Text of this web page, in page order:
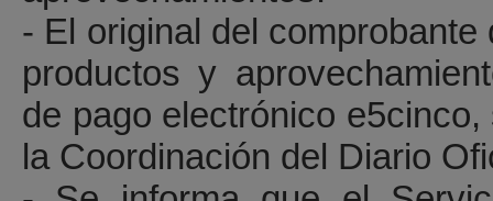
- El original del
productos y
de pago electrónico
la Coordinación del Diario